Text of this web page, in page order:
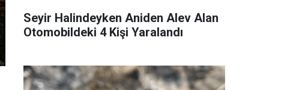
Seyir Halindeyken Aniden Alev Alan
Otomobildeki 4 Kişi Yaralandı